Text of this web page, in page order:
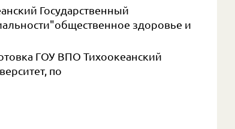
Государственный
здоровье и
ГОУ ВПО Тихоокеанский
по